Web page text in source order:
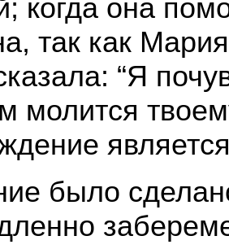
когда она
так как
“Я
молится
было